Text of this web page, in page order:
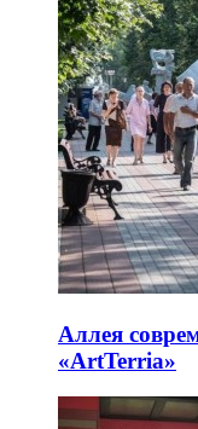
Аллея
«ArtTerria»